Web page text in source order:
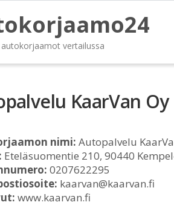
vertailussa
KaarVan Oy
nimi: Autopalvelu
Eteläsuomentie 210, 90440
0207622295
kaarvan@kaarvan.fi
www.kaarvan.fi